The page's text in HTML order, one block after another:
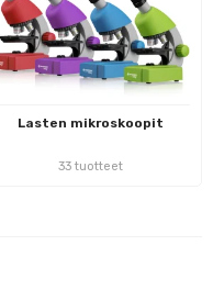
Lasten mikroskoopit
33 tuotteet